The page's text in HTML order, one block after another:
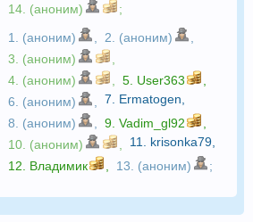
14. (аноним)
;
1. (аноним) 2. (аноним)
3. (аноним)
4. (аноним)
5. User363
6. (аноним)
7. Ermatogen
8. (аноним)
9. Vadim_gl92
10. (аноним)
11. krisonka79
12. Владимик 13. (аноним) ;